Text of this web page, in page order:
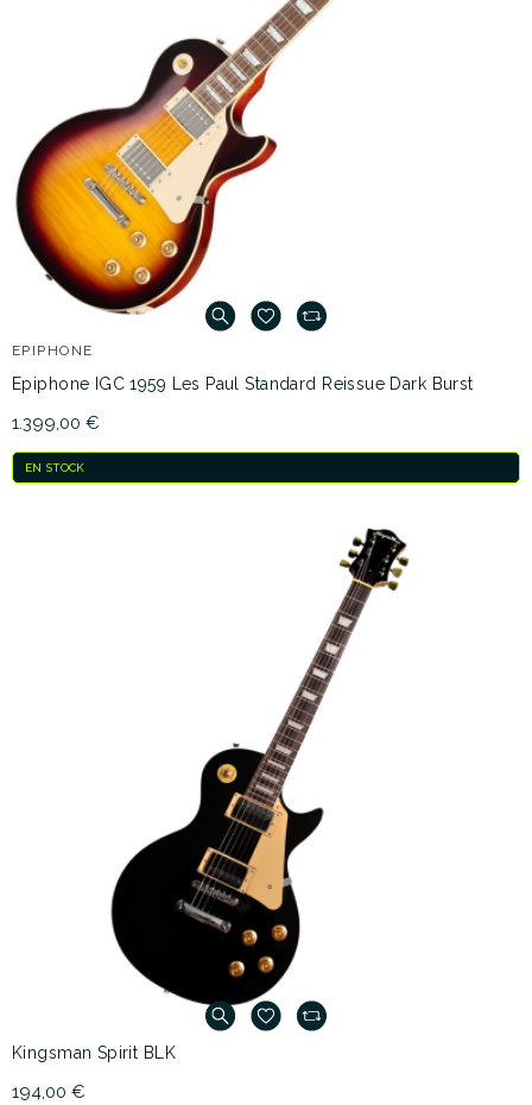
EPIPHONE
Epiphone IGC 1959 Les Paul Standard Reissue Dark Burst
1.399,00 €
EN STOCK
Kingsman Spirit BLK
194,00 €